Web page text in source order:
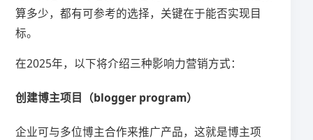
算多少，都有可参考的选择，关键在于能否实现目
标。
在2025年，以下将介绍三种影响力营销方式：
创建博主项目（blogger program）
企业可与多位博主合作来推广产品，这就是博主项